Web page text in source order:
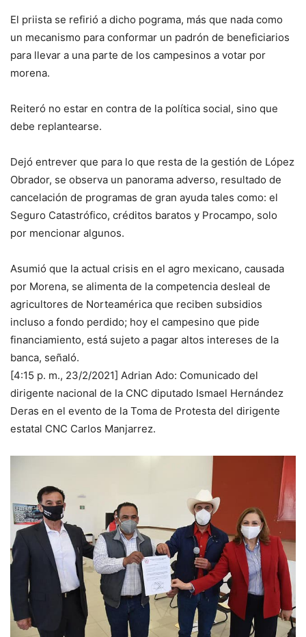
El priista se refirió a dicho pograma, más que nada como
un mecanismo para conformar un padrón de beneficiarios
para llevar a una parte de los campesinos a votar por
morena.
Reiteró no estar en contra de la política social, sino que
debe replantearse.
Dejó entrever que para lo que resta de la gestión de López
Obrador, se observa un panorama adverso, resultado de
cancelación de programas de gran ayuda tales como: el
Seguro Catastrófico, créditos baratos y Procampo, solo
por mencionar algunos.
Asumió que la actual crisis en el agro mexicano, causada
por Morena, se alimenta de la competencia desleal de
agricultores de Norteamérica que reciben subsidios
incluso a fondo perdido; hoy el campesino que pide
financiamiento, está sujeto a pagar altos intereses de la
banca, señaló.
[4:15 p. m., 23/2/2021] Adrian Ado: Comunicado del
dirigente nacional de la CNC diputado Ismael Hernández
Deras en el evento de la Toma de Protesta del dirigente
estatal CNC Carlos Manjarrez.